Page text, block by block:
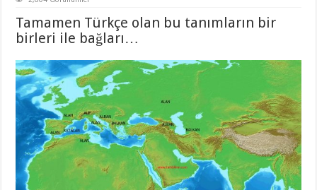
Tamamen Türkçe olan bu tanımların bir
birleri ile bağları…